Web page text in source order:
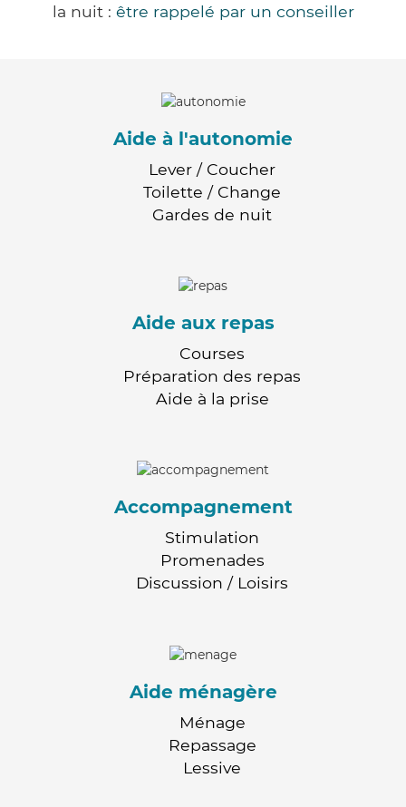
la nuit : être rappelé par un conseiller
Aide à l'autonomie
Lever / Coucher
Toilette / Change
Gardes de nuit
Aide aux repas
Courses
Préparation des repas
Aide à la prise
Accompagnement
Stimulation
Promenades
Discussion / Loisirs
Aide ménagère
Ménage
Repassage
Lessive